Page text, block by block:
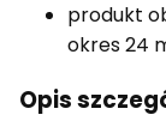
produkt
okres 24
Opis